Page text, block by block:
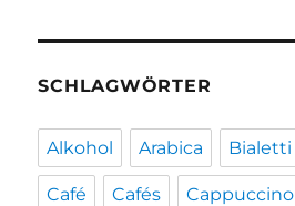
SCHLAGWÖRTER
Alkohol Arabica Bialetti
Café Cafés Cappuccino